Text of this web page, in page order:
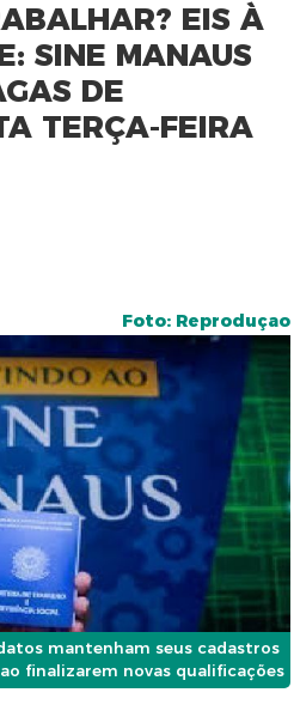
EIS À
SINE MANAUS
DE
TERÇA-FEIRA
Foto: Reproduçao
mantenham seus cadastros
finalizarem novas qualificações